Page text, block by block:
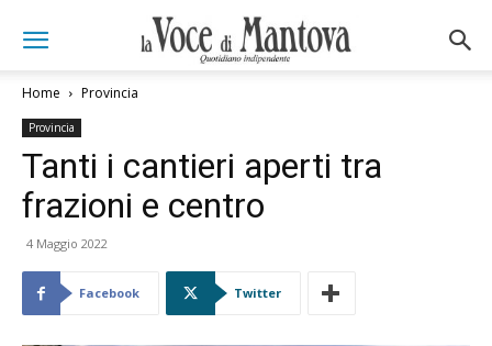
Home Provincia
Provincia
Tanti i cantieri aperti tra
frazioni e centro
4 Maggio 2022
Facebook Twitter